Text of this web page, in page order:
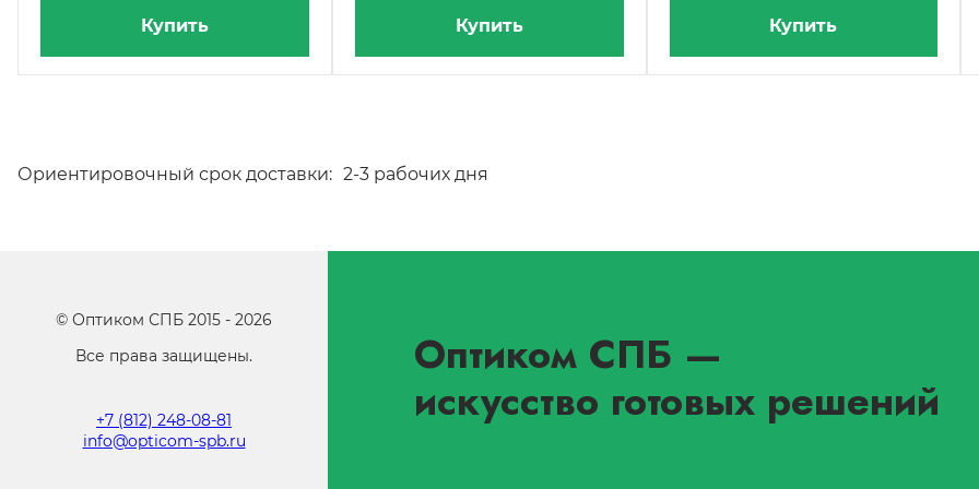
Купить Купить Купить
Ориентировочный срок доставки: 2-3 рабочих дня
© Оптиком СПБ 2015 - 2026
Все права защищены.
+7 (812) 248-08-81
info@opticom-spb.ru
Оптиком СПБ —
искусство готовых решений